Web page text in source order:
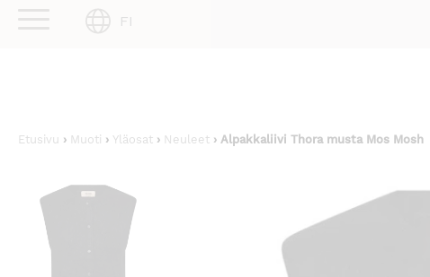
FI
Etusivu › Muoti › Yläosat › Neuleet › Alpakkaliivi Thora musta Mos Mosh